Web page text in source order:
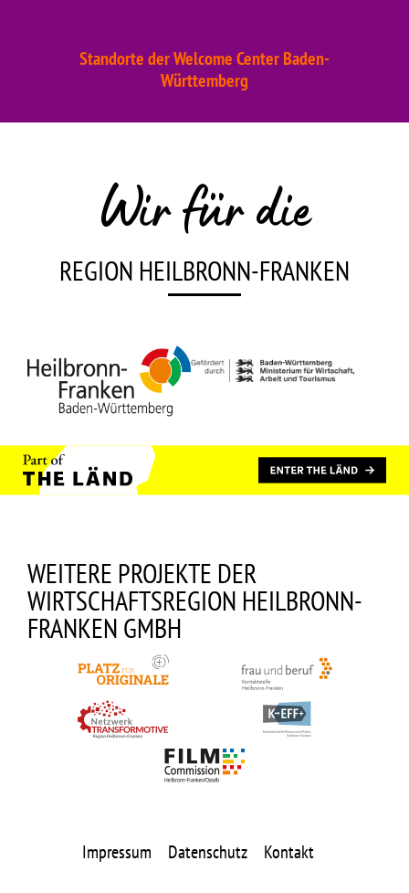
Standorte der Welcome Center Baden-
Württemberg
Wir für die
REGION HEILBRONN-FRANKEN
WEITERE PROJEKTE DER
WIRTSCHAFTSREGION HEILBRONN-
FRANKEN GMBH
Impressum Datenschutz Kontakt